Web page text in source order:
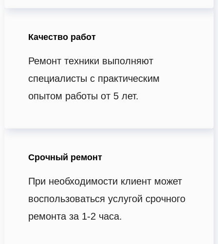
Качество работ
Ремонт техники выполняют
специалисты с практическим
опытом работы от 5 лет.
Срочный ремонт
При необходимости клиент может
воспользоваться услугой срочного
ремонта за 1-2 часа.